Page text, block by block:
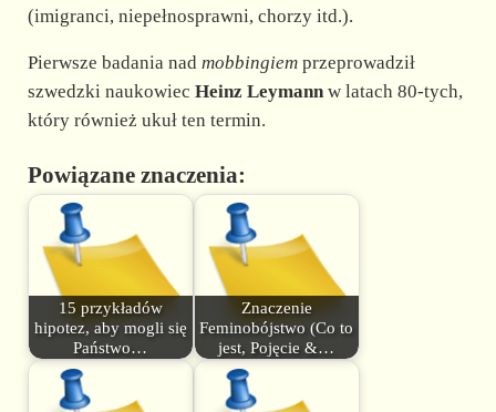
(imigranci, niepełnosprawni, chorzy itd.).
Pierwsze badania nad mobbingiemprzeprowadził
szwedzki naukowiec Heinz Leymannw latach 80-tych,
który również ukuł ten termin.
Powiązane znaczenia:
15 przykładów
hipotez, aby mogli się
Państwo…
Znaczenie
Feminobójstwo (Co to
jest, Pojęcie &…